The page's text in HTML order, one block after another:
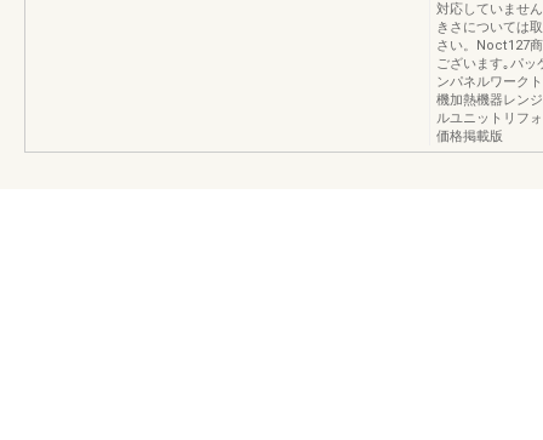
対応していませ
きさについては
さい。Noct127
ございます｡パッ
ンパネルワーク
機加熱機器レン
ルユニットリフ
価格掲載版